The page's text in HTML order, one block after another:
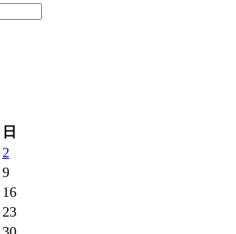
日
2
9
16
23